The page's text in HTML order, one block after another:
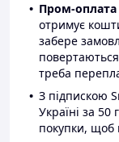
Пром-оплата
отримує
забере
треба
З підпискою
Україні за 50
покупки, щоб